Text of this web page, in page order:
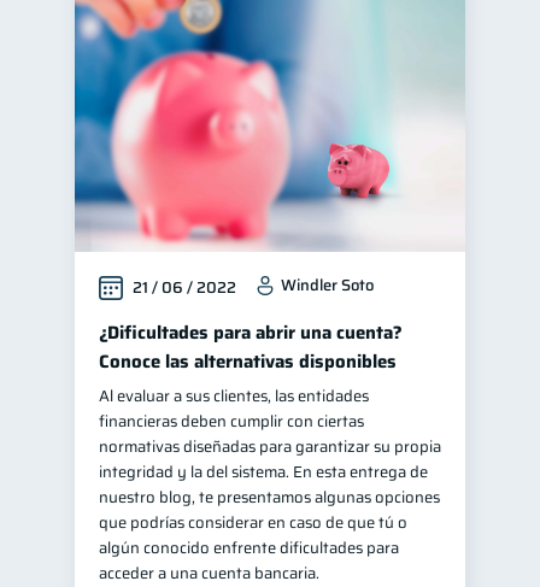
21 / 06 / 2022 Windler Soto
¿Dificultades para abrir una cuenta?
Conoce las alternativas disponibles
Al evaluar a sus clientes, las entidades
financieras deben cumplir con ciertas
normativas diseñadas para garantizar su propia
integridad y la del sistema. En esta entrega de
nuestro blog, te presentamos algunas opciones
que podrías considerar en caso de que tú o
algún conocido enfrente dificultades para
acceder a una cuenta bancaria.